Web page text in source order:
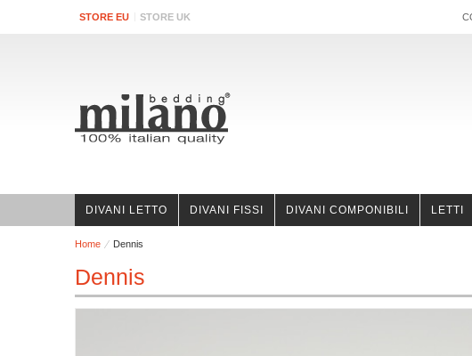
STORE EU STORE UK
DIVANI LETTO DIVANI FISSI DIVANI COMPONIBILI LETTI
Home Dennis
Dennis